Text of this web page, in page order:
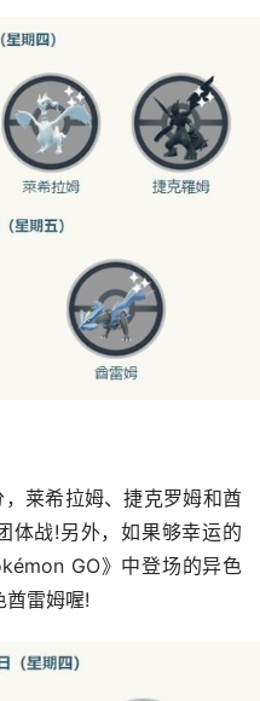
莱希拉姆、捷克罗姆和酋
体战!另外，如果够幸运的
GO》中登场的异色
酋雷姆喔!